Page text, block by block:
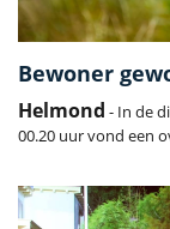
Bewoner
Helmond - In de
00.20 uur vond een